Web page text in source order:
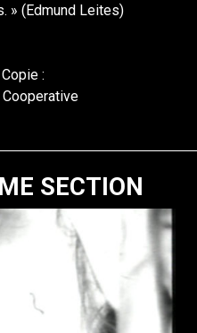
» (Edmund Leites)
:
SECTION